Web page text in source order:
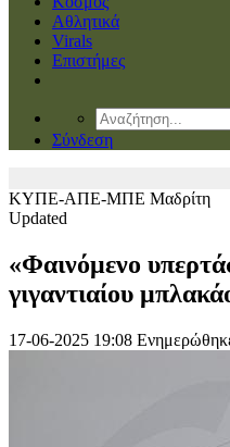
Αθλητικά
Virals
Επιστήμες
Σύνδεση
ΚΥΠΕ-ΑΠΕ-ΜΠΕ Μαδρίτη
Updated
«Φαινόμενο
γιγαντιαίου
17-06-2025 19:08